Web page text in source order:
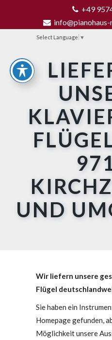
+49
Select Language ▼
UND
Wir liefern unsere
Flügel
Sie haben ein
Homepage gefunden,
Möglichkeit unsere